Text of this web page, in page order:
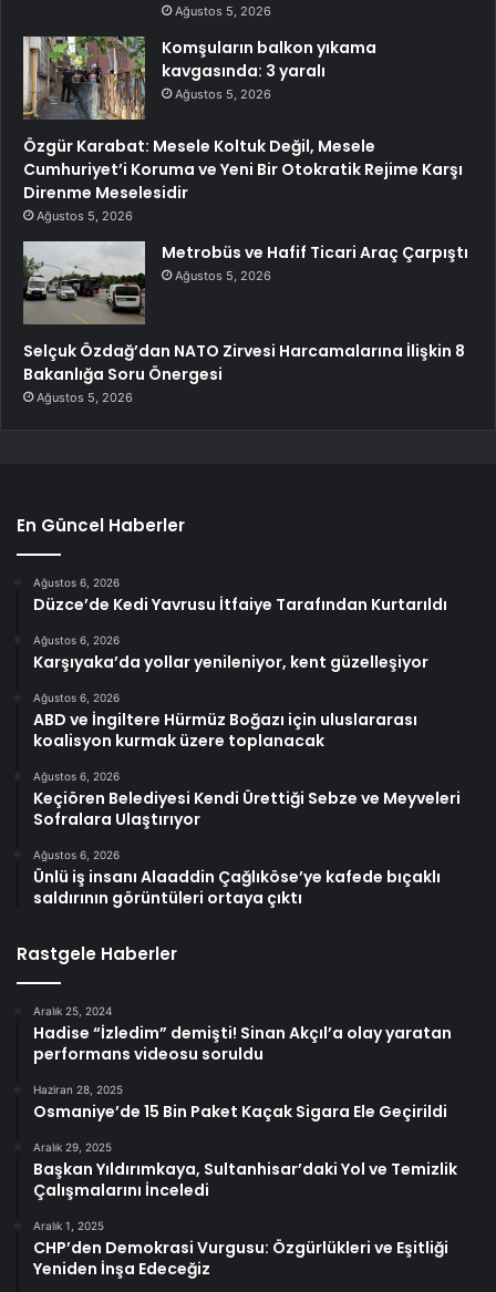
Ağustos 5, 2026
Komşuların balkon yıkama
kavgasında: 3 yaralı
Ağustos 5, 2026
Özgür Karabat: Mesele Koltuk Değil, Mesele
Cumhuriyet’i Koruma ve Yeni Bir Otokratik Rejime Karşı
Direnme Meselesidir
Ağustos 5, 2026
Metrobüs ve Hafif Ticari Araç Çarpıştı
Ağustos 5, 2026
Selçuk Özdağ’dan NATO Zirvesi Harcamalarına İlişkin 8
Bakanlığa Soru Önergesi
Ağustos 5, 2026
En Güncel Haberler
Ağustos 6, 2026
Düzce’de Kedi Yavrusu İtfaiye Tarafından Kurtarıldı
Ağustos 6, 2026
Karşıyaka’da yollar yenileniyor, kent güzelleşiyor
Ağustos 6, 2026
ABD ve İngiltere Hürmüz Boğazı için uluslararası
koalisyon kurmak üzere toplanacak
Ağustos 6, 2026
Keçiören Belediyesi Kendi Ürettiği Sebze ve Meyveleri
Sofralara Ulaştırıyor
Ağustos 6, 2026
Ünlü iş insanı Alaaddin Çağlıköse’ye kafede bıçaklı
saldırının görüntüleri ortaya çıktı
Rastgele Haberler
Aralık 25, 2024
Hadise “İzledim” demişti! Sinan Akçıl’a olay yaratan
performans videosu soruldu
Haziran 28, 2025
Osmaniye’de 15 Bin Paket Kaçak Sigara Ele Geçirildi
Aralık 29, 2025
Başkan Yıldırımkaya, Sultanhisar’daki Yol ve Temizlik
Çalışmalarını İnceledi
Aralık 1, 2025
CHP’den Demokrasi Vurgusu: Özgürlükleri ve Eşitliği
Yeniden İnşa Edeceğiz